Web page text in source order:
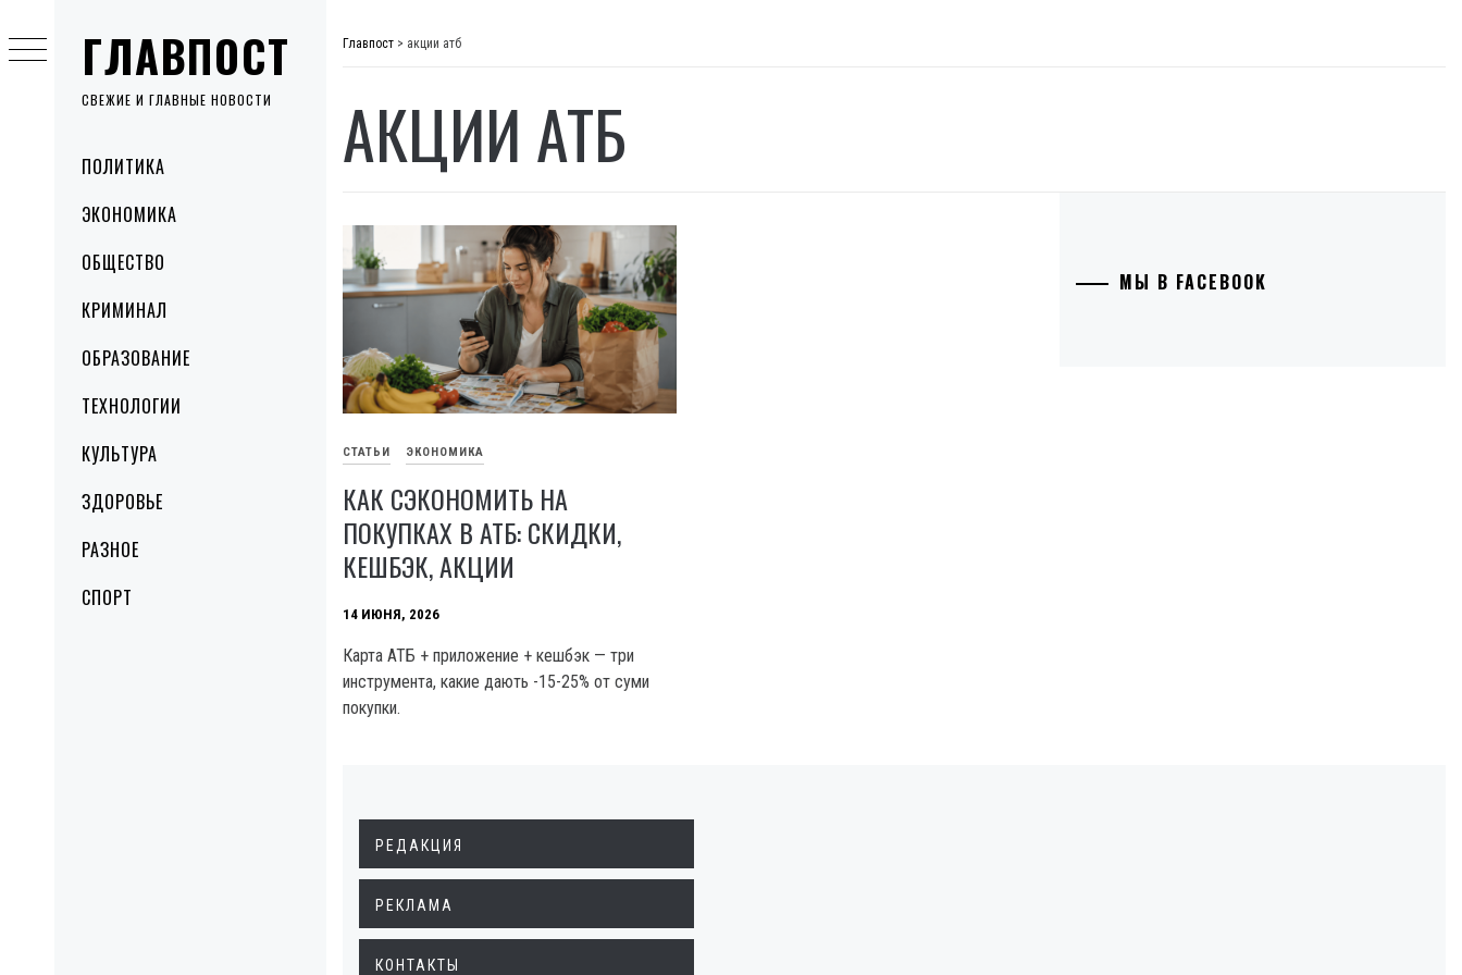
ГЛАВПОСТ
СВЕЖИЕ И ГЛАВНЫЕ НОВОСТИ
MenuПОЛИТИКА
ЭКОНОМИКА
ОБЩЕСТВО
КРИМИНАЛ
ОБРАЗОВАНИЕ
ТЕХНОЛОГИИ
КУЛЬТУРА
ЗДОРОВЬЕ
РАЗНОЕ
СПОРТ
to
content
Главпост > акции атб
АКЦИИ АТБ
СТАТЬИ ЭКОНОМИКА
КАК СЭКОНОМИТЬ НА
ПОКУПКАХ В АТБ: СКИДКИ,
КЕШБЭК, АКЦИИ
14 ИЮНЯ, 2026
Карта АТБ + приложение + кешбэк — три
инструмента, какие дають -15-25% от суми
покупки.
МЫ В FACEBOOK
РЕДАКЦИЯ
РЕКЛАМА
КОНТАКТЫ